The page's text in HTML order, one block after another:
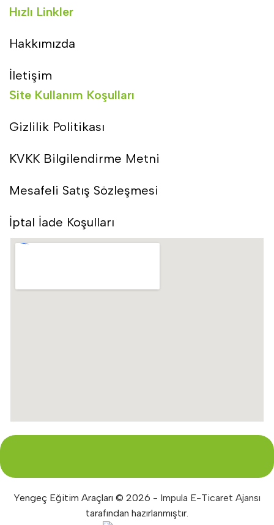
Hızlı Linkler
Hakkımızda
İletişim
Site Kullanım Koşulları
Gizlilik Politikası
KVKK Bilgilendirme Metni
Mesafeli Satış Sözleşmesi
İptal İade Koşulları
Yengeç Eğitim Araçları © 2026 - Impula E-Ticaret Ajansı
tarafından hazırlanmıştır.